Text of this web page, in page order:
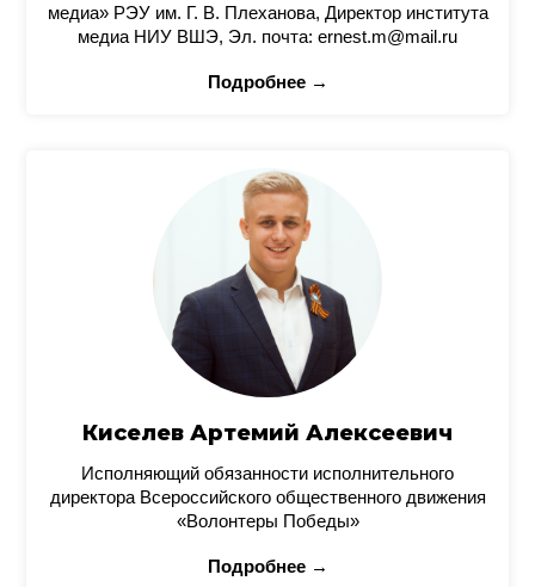
медиа» РЭУ им. Г. В. Плеханова, Директор института
медиа НИУ ВШЭ, Эл. почта: ernest.m@mail.ru
Подробнее →
Киселев Артемий Алексеевич
Исполняющий обязанности исполнительного
директора Всероссийского общественного движения
«Волонтеры Победы»
Подробнее →